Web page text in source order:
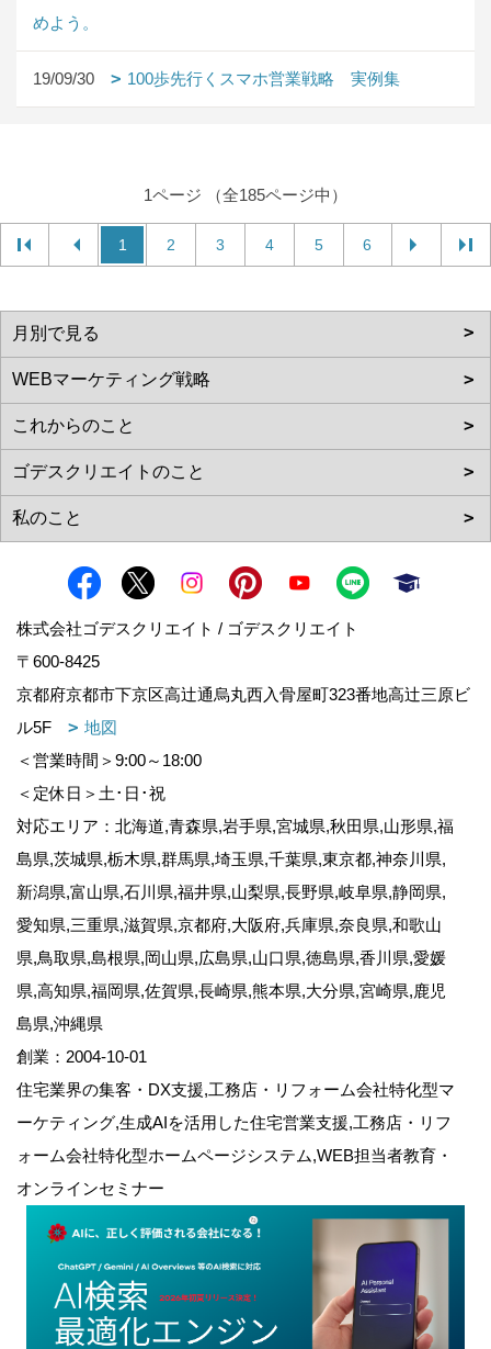
めよう。
19/09/30 100歩先行くスマホ営業戦略 実例集
1ページ （全185ページ中）
1 2 3 4 5 6
株式会社ゴデスクリエイト / ゴデスクリエイト
〒600-8425
京都府京都市下京区高辻通烏丸西入骨屋町323番地高辻三原ビ
ル5F
地図
＜営業時間＞9:00～18:00
＜定休日＞土･日･祝
対応エリア：北海道,青森県,岩手県,宮城県,秋田県,山形県,福
島県,茨城県,栃木県,群馬県,埼玉県,千葉県,東京都,神奈川県,
新潟県,富山県,石川県,福井県,山梨県,長野県,岐阜県,静岡県,
愛知県,三重県,滋賀県,京都府,大阪府,兵庫県,奈良県,和歌山
県,鳥取県,島根県,岡山県,広島県,山口県,徳島県,香川県,愛媛
県,高知県,福岡県,佐賀県,長崎県,熊本県,大分県,宮崎県,鹿児
島県,沖縄県
創業：2004-10-01
住宅業界の集客・DX支援,工務店・リフォーム会社特化型マ
ーケティング,生成AIを活用した住宅営業支援,工務店・リフ
ォーム会社特化型ホームページシステム,WEB担当者教育・
オンラインセミナー